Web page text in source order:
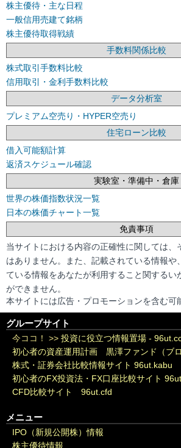
株主優待・主な日程
一般信用売建て銘柄
株主優待取得戦績
手数料関係比較
株式取引手数料比較
信用取引・金利手数料比較
データ分析室
プレミアム空売り・HYPER空売り
住宅ローン比較
借入可能額計算
返済スケジュール確認
実験室・準備中・倉庫
世界の株価指数状況一覧
日本の株価チャート一覧
免責事項
当サイトにおける内容の正確性に関しては、
はありません。また、記載されている情報や
ている情報をあなたが利用すること関するい
ができません。
本サイトには広告・プロモーションを含む可
グループサイト
今ココ！ >> 投資に役立つ情報置場 -
初心者の資産運用計画 黒澤ファンド（ブロ
株式・証券会社比較情報サイト 96ut.kabu
初心者のFX投資法・FX口座比較サイト
CFD比較サイト 96ut.cfd
メニュー
IPO（新規公開株）情報
株主優待情報